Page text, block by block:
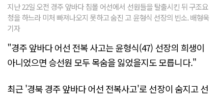
지난 22일 오전 경주 앞바다 침몰 어선에서 선원들을 탈출시킨 뒤 구조요
청을 하느라 미처 빠져나오지 못하고 숨진 고 윤형식 선장의 빈소. 배형욱
기자
"경주 앞바다 어선 전복 사고는 윤형식(47) 선장의 희생이
아니었으면 승선원 모두 목숨을 잃었을지도 모릅니다."
최근 '경북 경주 앞바다 어선 전복사고'로 선장이 숨지고 선